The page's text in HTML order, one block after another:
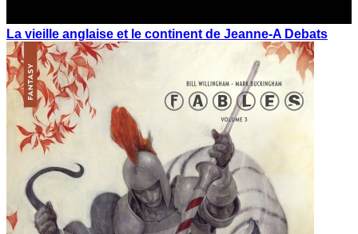
La vieille anglaise et le continent de Jeanne-A Debats